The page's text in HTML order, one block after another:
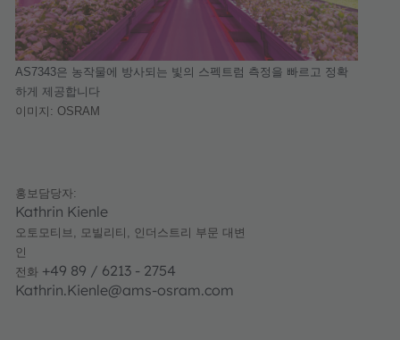
AS7343은 농작물에 방사되는 빛의 스펙트럼 측정을 빠르고 정확
하게 제공합니다
이미지 : OSRAM
홍보담당자:
Kathrin Kienle
오토모티브, 모빌리티 , 인더스트리 부문 대변
인
전화 +49 89 / 6213 - 2754
Kathrin.Kienle@ams-osram.com